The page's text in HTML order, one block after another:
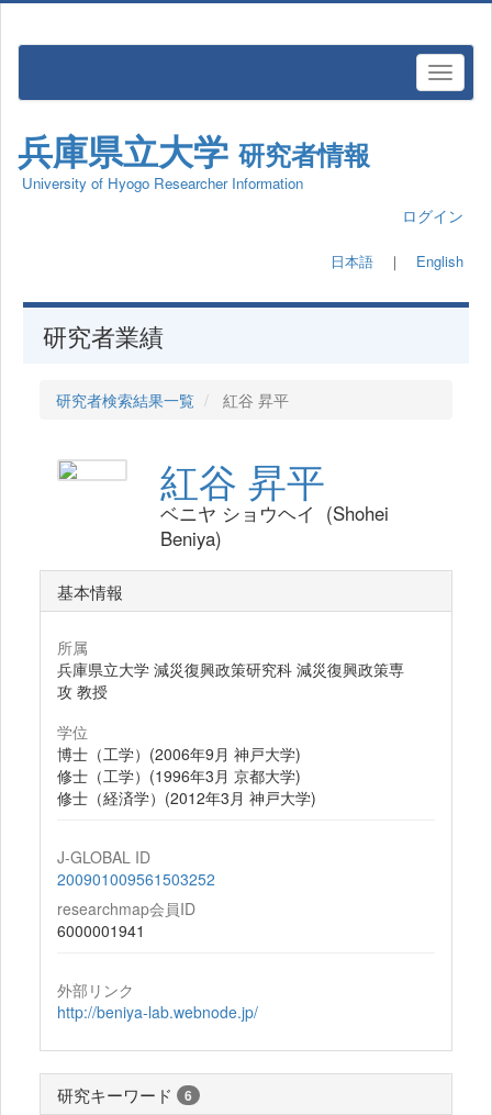
兵庫県立大学 研究者情報
University of Hyogo Researcher Information
ログイン
日本語 ｜ English
研究者業績
研究者検索結果一覧 紅谷 昇平
紅谷 昇平
ベニヤ ショウヘイ (Shohei
Beniya)
基本情報
所属
兵庫県立大学 減災復興政策研究科 減災復興政策専
攻 教授
学位
博士（工学）(2006年9月 神戸大学)
修士（工学）(1996年3月 京都大学)
修士（経済学）(2012年3月 神戸大学)
J-GLOBAL ID
200901009561503252
researchmap会員ID
6000001941
外部リンク
http://beniya-lab.webnode.jp/
研究キーワード 6